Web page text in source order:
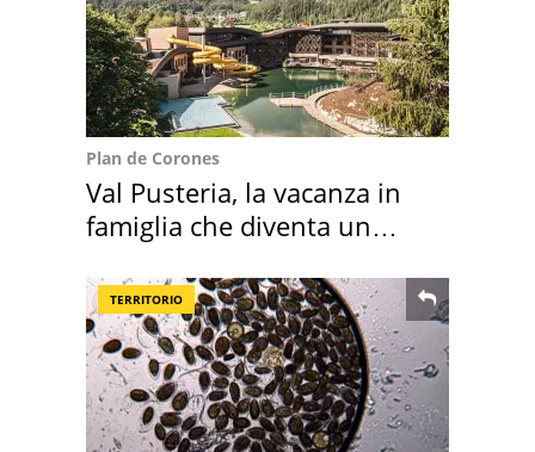
Plan de Corones
Val Pusteria, la vacanza in
famiglia che diventa un
TERRITORIO